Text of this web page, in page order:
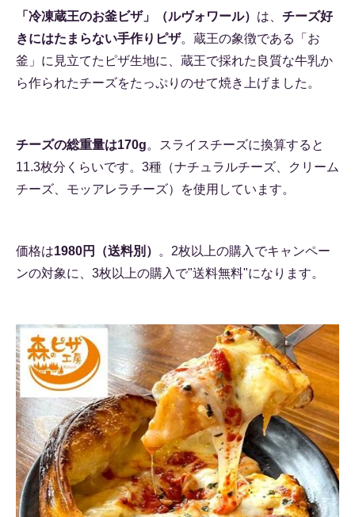
「冷凍蔵王のお釜ビザ」（ルヴォワール） は、 チーズ好
きにはたまらない手作りピザ。蔵王の象徴である「お
釜」に見立てたピザ生地に、蔵王で採れた良質な牛乳か
ら作られたチーズをたっぷりのせて焼き上げました。
チーズの総重量は170g。スライスチーズに換算すると
11.3枚分くらいです。3種（ナチュラルチーズ、クリーム
チーズ、モッアレラチーズ）を使用しています。
価格は1980円（送料別）
。2枚以上の購入でキャンペー
ンの対象に、3枚以上の購入で"送料無料"になります。